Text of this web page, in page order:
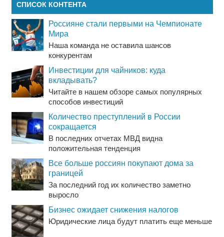
СПИСОК КОНТЕНТА
Россияне стали первыми на Чемпионате
Мира
Наша команда не оставила шансов
конкурентам
Инвестиции для чайников: куда
вкладывать?
Читайте в нашем обзоре самых популярных
способов инвестиций
Количество преступлений в России
сокращается
В последних отчетах МВД видна
положительная тенденция
Все больше россиян покупают дома за
границей
За последний год их количество заметно
выросло
Бизнес ожидает снижения налогов
Юридические лица будут платить еще меньше